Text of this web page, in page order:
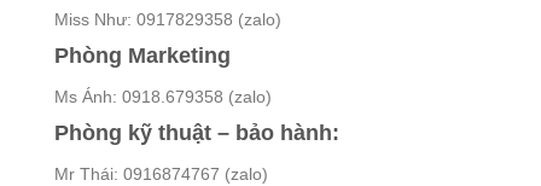
Miss Như: 0917829358 (zalo)
Phòng Marketing
Ms Ánh: 0918.679358 (zalo)
Phòng kỹ thuật – bảo hành:
Mr Thái: 0916874767 (zalo)